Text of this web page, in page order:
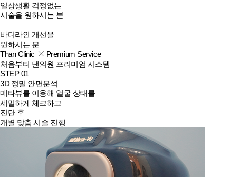
일상생활 걱정없는
시술을 원하시는 분
바디라인 개선을
원하시는 분
Than Clinic
Premium Service
처음부터 댄의원 프리미엄 시스템
STEP 01
3D 정밀 안면분석
메타뷰를 이용해 얼굴 상태를
세밀하게 체크하고
진단 후
개별 맞춤 시술 진행